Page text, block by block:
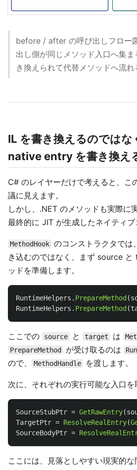
before / after の呼び出しフロー
出し側が同じメソッド入口へ集
き換えられて代替メソッドへ流れ
IL を書き換えるのではな
native entry を書き換え
C# のレイヤーだけで考えると、こ
議に見えます。
しかし、.NET のメソッドも実際に
最終的に JIT が生成したネイティブ
MethodHook のコンストラクタでは
き込むのではなく、まず source
ッドを準備します。
RuntimeHelpers . PrepareMethod (
RuntimeHelpers . PrepareMethod (
ここでの source と target は
PrepareMethod が受け取るのは
ので、
MethodHandle を渡します。
次に、それぞれの実行可能な入口を
SourceStubPtr = GetRawEntry(
TargetPtr = ResolveRealEntry(
SourceBodyPtr =
ここには、見落としやすい現実的な